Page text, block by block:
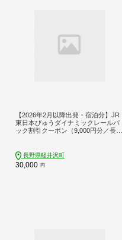
【2026年2月以降出発・宿泊分】JR
東日本びゅうダイナミックレールパ
ック割引クーポン（9,000円分／長野
長野県軽井沢町
30,000 円